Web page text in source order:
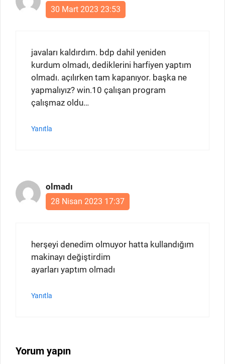
30 Mart 2023 23:53
javaları kaldırdım. bdp dahil yeniden
kurdum olmadı, dediklerini harfiyen yaptım
olmadı. açılırken tam kapanıyor. başka ne
yapmalıyız? win.10 çalışan program
çalışmaz oldu…
Yanıtla
olmadı
28 Nisan 2023 17:37
herşeyi denedim olmuyor hatta kullandığım
makinayı değiştirdim
ayarları yaptım olmadı
Yanıtla
Yorum yapın